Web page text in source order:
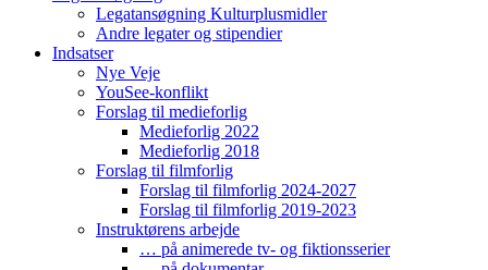
Legatansøgning Kulturplusmidler
Andre legater og stipendier
Indsatser
Nye Veje
YouSee-konflikt
Forslag til medieforlig
Medieforlig 2022
Medieforlig 2018
Forslag til filmforlig
Forslag til filmforlig 2024-2027
Forslag til filmforlig 2019-2023
Instruktørens arbejde
… på animerede tv- og fiktionsserier